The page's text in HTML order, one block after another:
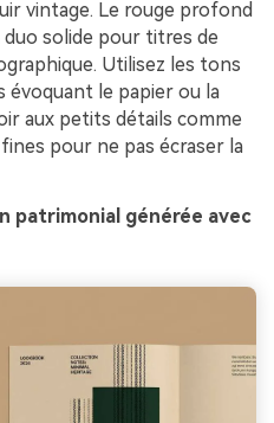
vintage. Le rouge profond
solide pour titres de
Utilisez les tons
évoquant le papier ou la
aux petits détails comme
pour ne pas écraser la
patrimonial générée avec